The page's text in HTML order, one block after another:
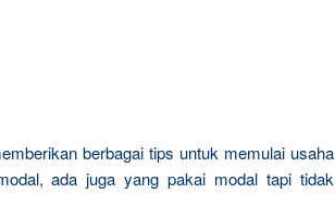
berbagai tips untuk memulai usaha
ada juga yang pakai modal tapi tidak